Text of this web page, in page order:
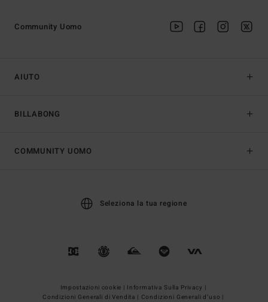
AIUTO
BILLABONG
Community Uomo
COMMUNITY UOMO
Seleziona la tua regione
Impostazioni cookie | Informativa Sulla Privacy |
Condizioni Generali di Vendita | Condizioni Generali d’uso |